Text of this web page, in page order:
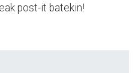
post-it batekin!